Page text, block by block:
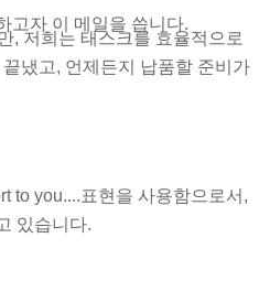
고자 이 메일을 씁니다.
, 저희는 태스크를 효율적으로
냈고, 언제든지 납품할 준비가
to you....표현을 사용함으로서,
있습니다.